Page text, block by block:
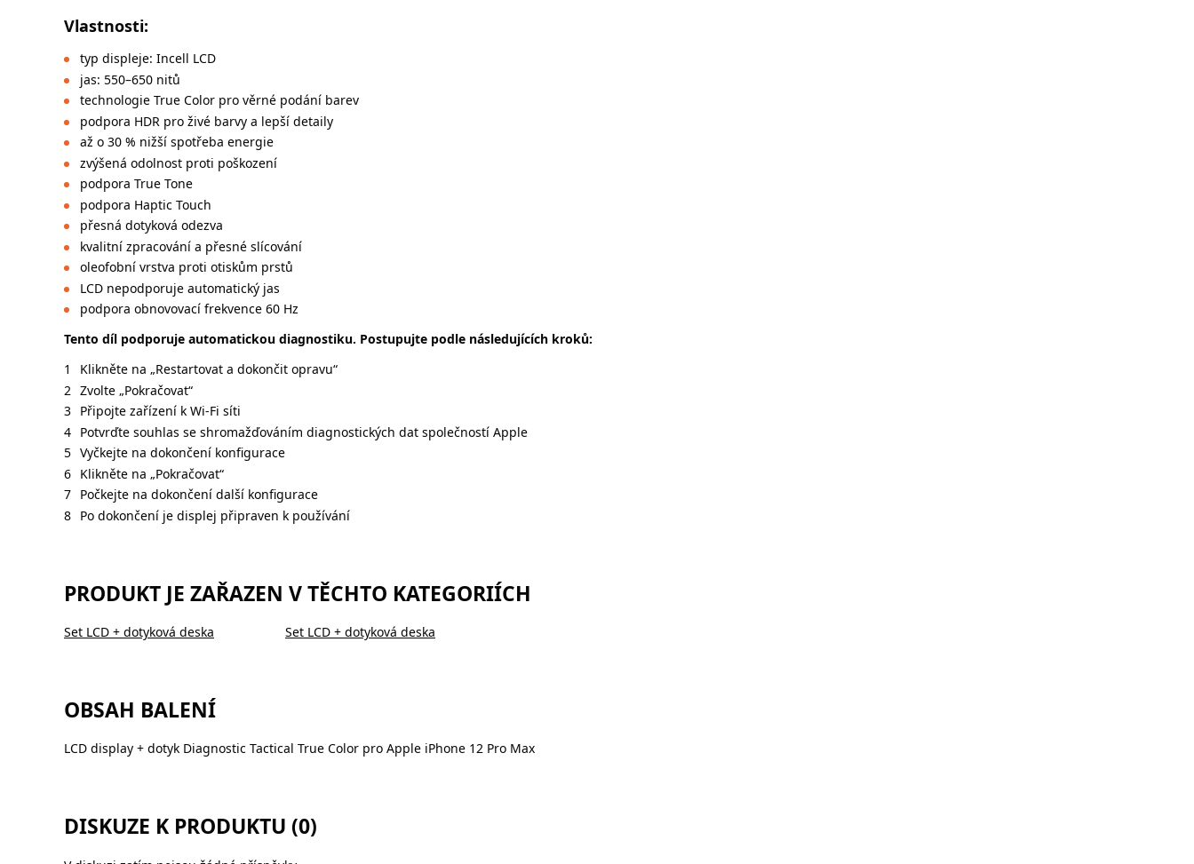
Vlastnosti:
typ displeje: Incell LCD
jas: 550–650 nitů
technologie True Color pro věrné podání barev
podpora HDR pro živé barvy a lepší detaily
až o 30 % nižší spotřeba energie
zvýšená odolnost proti poškození
podpora True Tone
podpora Haptic Touch
přesná dotyková odezva
kvalitní zpracování a přesné slícování
oleofobní vrstva proti otiskům prstů
LCD nepodporuje automatický jas
podpora obnovovací frekvence 60 Hz
Tento díl podporuje automatickou diagnostiku. Postupujte podle následujících kroků:
Klikněte na „Restartovat a dokončit opravu“
Zvolte „Pokračovat“
Připojte zařízení k Wi-Fi síti
Potvrďte souhlas se shromažďováním diagnostických dat společností Apple
Vyčkejte na dokončení konfigurace
Klikněte na „Pokračovat“
Počkejte na dokončení další konfigurace
Po dokončení je displej připraven k používání
PRODUKT JE ZAŘAZEN V TĚCHTO KATEGORIÍCH
Set LCD + dotyková deska Set LCD + dotyková deska
OBSAH BALENÍ
LCD display + dotyk Diagnostic Tactical True Color pro Apple iPhone 12 Pro Max
DISKUZE K PRODUKTU (0)